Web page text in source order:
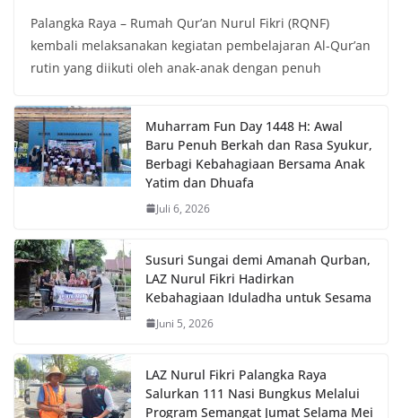
Palangka Raya – Rumah Qur’an Nurul Fikri (RQNF)
kembali melaksanakan kegiatan pembelajaran Al-Qur’an
rutin yang diikuti oleh anak-anak dengan penuh
Muharram Fun Day 1448 H: Awal
Baru Penuh Berkah dan Rasa Syukur,
Berbagi Kebahagiaan Bersama Anak
Yatim dan Dhuafa
Juli 6, 2026
Susuri Sungai demi Amanah Qurban,
LAZ Nurul Fikri Hadirkan
Kebahagiaan Iduladha untuk Sesama
Juni 5, 2026
LAZ Nurul Fikri Palangka Raya
Salurkan 111 Nasi Bungkus Melalui
Program Semangat Jumat Selama Mei